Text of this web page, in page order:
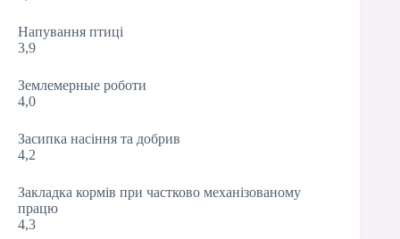
Напування птиці
3,9
Землемерные роботи
4,0
Засипка насіння та добрив
4,2
Закладка кормів при частково механізованому
працю
4,3